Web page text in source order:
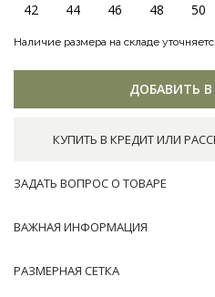
42 44 46 48 50
Наличие размера на складе
ДОБАВИТЬ
КУПИТЬ В КРЕДИТ ИЛИ
ЗАДАТЬ ВОПРОС О ТОВАРЕ
ВАЖНАЯ ИНФОРМАЦИЯ
РАЗМЕРНАЯ СЕТКА